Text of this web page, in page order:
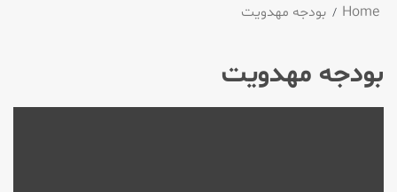
Home بودجه مهدویت
بودجه مهدویت